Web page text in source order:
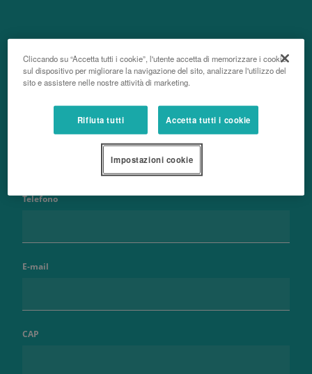
Contattaci
Nome e cognome
Telefono
E-mail
CAP
Cliccando su “Accetta tutti i cookie”, l'utente accetta di memorizzare i cookie
sul dispositivo per migliorare la navigazione del sito, analizzare l'utilizzo del
sito e assistere nelle nostre attività di marketing.
Rifiuta tutti Accetta tutti i cookie
Impostazioni cookie